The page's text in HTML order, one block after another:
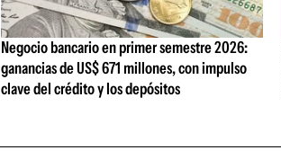
Negocio bancario en primer semestre 2026:
ganancias de US$ 671 millones, con impulso
clave del crédito y los depósitos